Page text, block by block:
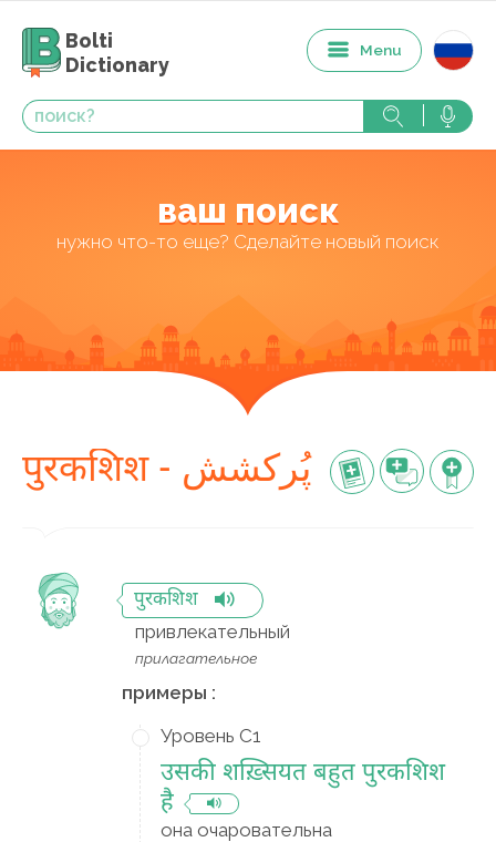
Bolti
Dictionary
Menu
ваш поиск
нужно что-то еще? Сделайте новый поиск
पुरकशिश - پُرکشش
पुरकशिश
привлекательный
прилагательное
примеры :
Уровень C1
उसकी शख़्सियत बहुत पुरकशिश
है
она очаровательна